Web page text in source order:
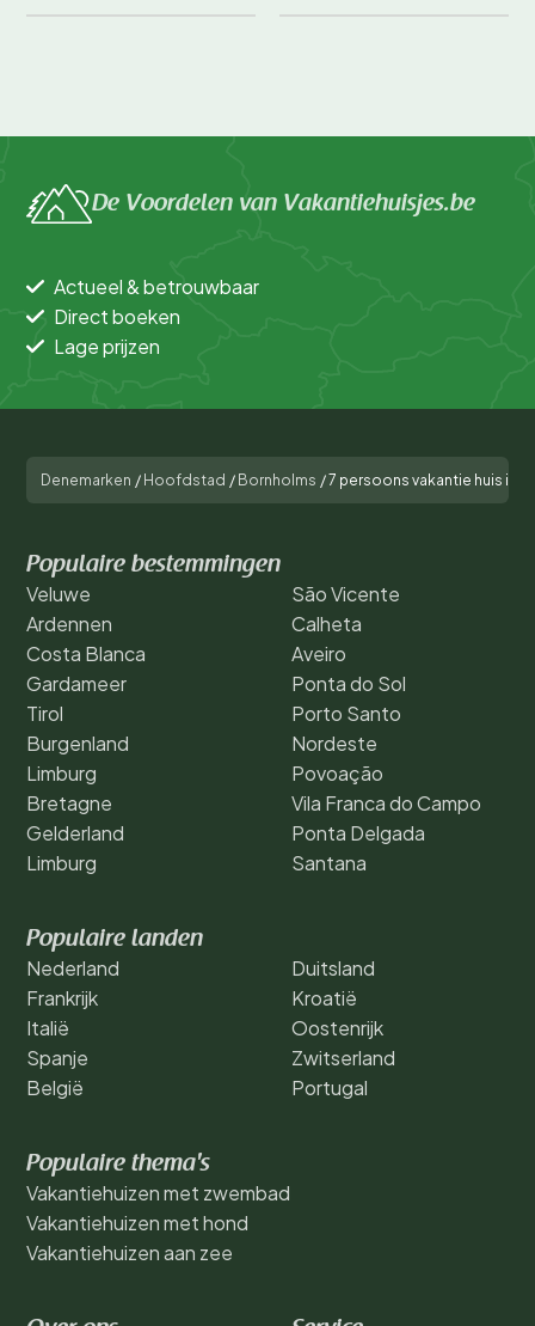
De Voordelen van Vakantiehuisjes.be
Actueel & betrouwbaar
Direct boeken
Lage prijzen
Denemarken / Hoofdstad / Bornholms /7 persoons vakantie huis in
Populaire bestemmingen
Veluwe
Ardennen
Costa Blanca
Gardameer
Tirol
Burgenland
Limburg
Bretagne
Gelderland
Limburg
São Vicente
Calheta
Aveiro
Ponta do Sol
Porto Santo
Nordeste
Povoação
Vila Franca do Campo
Ponta Delgada
Santana
Populaire landen
Nederland
Frankrijk
Italië
Spanje
België
Duitsland
Kroatië
Oostenrijk
Zwitserland
Portugal
Populaire thema's
Vakantiehuizen met zwembad
Vakantiehuizen met hond
Vakantiehuizen aan zee